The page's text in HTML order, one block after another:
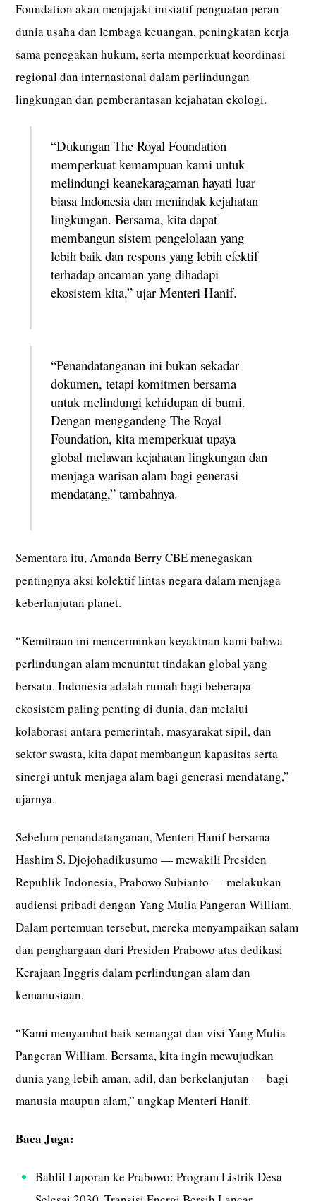
Foundation akan menjajaki inisiatif penguatan peran
dunia usaha dan lembaga keuangan, peningkatan kerja
sama penegakan hukum, serta memperkuat koordinasi
regional dan internasional dalam perlindungan
lingkungan dan pemberantasan kejahatan ekologi.
“Dukungan The Royal Foundation
memperkuat kemampuan kami untuk
melindungi keanekaragaman hayati luar
biasa Indonesia dan menindak kejahatan
lingkungan. Bersama, kita dapat
membangun sistem pengelolaan yang
lebih baik dan respons yang lebih efektif
terhadap ancaman yang dihadapi
ekosistem kita,” ujar Menteri Hanif.
“Penandatanganan ini bukan sekadar
dokumen, tetapi komitmen bersama
untuk melindungi kehidupan di bumi.
Dengan menggandeng The Royal
Foundation, kita memperkuat upaya
global melawan kejahatan lingkungan dan
menjaga warisan alam bagi generasi
mendatang,” tambahnya.
Sementara itu, Amanda Berry CBE menegaskan
pentingnya aksi kolektif lintas negara dalam menjaga
keberlanjutan planet.
“Kemitraan ini mencerminkan keyakinan kami bahwa
perlindungan alam menuntut tindakan global yang
bersatu. Indonesia adalah rumah bagi beberapa
ekosistem paling penting di dunia, dan melalui
kolaborasi antara pemerintah, masyarakat sipil, dan
sektor swasta, kita dapat membangun kapasitas serta
sinergi untuk menjaga alam bagi generasi mendatang,”
ujarnya.
Sebelum penandatanganan, Menteri Hanif bersama
Hashim S. Djojohadikusumo — mewakili Presiden
Republik Indonesia, Prabowo Subianto — melakukan
audiensi pribadi dengan Yang Mulia Pangeran William.
Dalam pertemuan tersebut, mereka menyampaikan salam
dan penghargaan dari Presiden Prabowo atas dedikasi
Kerajaan Inggris dalam perlindungan alam dan
kemanusiaan.
“Kami menyambut baik semangat dan visi Yang Mulia
Pangeran William. Bersama, kita ingin mewujudkan
dunia yang lebih aman, adil, dan berkelanjutan — bagi
manusia maupun alam,” ungkap Menteri Hanif.
Baca Juga:
Bahlil Laporan ke Prabowo: Program Listrik Desa